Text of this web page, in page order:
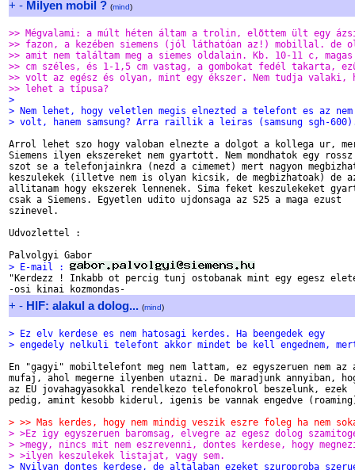
+ - Milyen mobil ? (mind)
>> Mégvalami: a múlt héten áltam a trolin, elõttem ült egy
>> fazon, a kezében siemens (jól láthatóan az!) mobillal. de
>> amit nem találtam meg a siemes oldalain. Kb. 10-11 c,
>> cm széles, és 1-1,5 cm vastag, a gombokat fedél takarta,
>> volt az egész és olyan, mint egy ékszer. Nem tudja valaki,
>> lehet a típusa?
>
> Nem lehet, hogy veletlen megis elnezted a telefont es az nem
> volt, hanem samsung? Arra raillik a leiras (samsung sgh-
Arrol lehet szo hogy valoban elnezte a dolgot a kollega ur,
Siemens ilyen ekszereket nem gyartott. Nem mondhatok egy rossz
szot se a telefonjainkra (nezd a cimemet) mert nagyon
keszulekek (illetve nem is olyan kicsik, de megbizhatoak) de
allitanam hogy ekszerek lennenek. Sima feket keszulekeket
csak a Siemens. Egyetlen udito ujdonsaga az S25 a maga ezust
szinevel.
Udvozlettel :
> E-mail :
"Kerdezz ! Inkabb ot percig tunj ostobanak mint egy egesz
+ - HIF: alakul a dolog... (mind)
> Ez elv kerdese es nem hatosagi kerdes. Ha beengedek egy
> engedely nelkuli telefont akkor mindet be kell engednem,
En "gagyi" mobiltelefont meg nem lattam, ez egyszeruen nem az
mufaj, ahol megerne ilyenben utazni. De maradjunk annyiban,
az EU jovahagyasokkal rendelkezo telefonokrol beszelunk, ezek
pedig, amint kesobb kiderul, igenis be vannak engedve
> >> Mas kerdes, hogy nem mindig veszik eszre foleg ha nem
> >Ez igy egyszeruen baromsag, elvegre az egesz dolog
> >megy, nincs mit nem eszrevenni, dontes kerdese, hogy
> >ilyen keszulekek listajat, vagy sem.
> Nyilvan dontes kerdese, de altalaban ezeket szuroproba